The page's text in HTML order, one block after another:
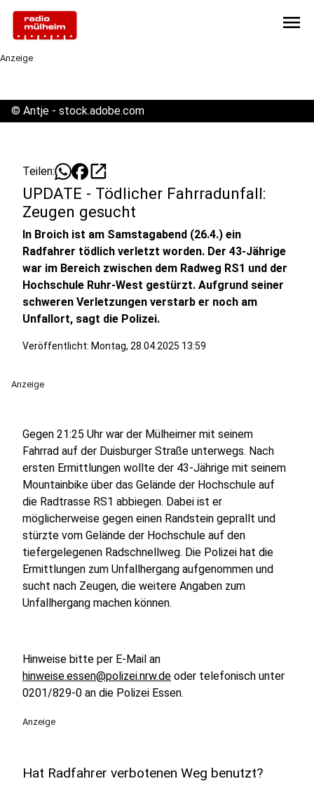
menu
Anzeige
© Antje - stock.adobe.com
Teilen: open_in_new
UPDATE - Tödlicher Fahrradunfall:
Zeugen gesucht
In Broich ist am Samstagabend (26.4.) ein
Radfahrer tödlich verletzt worden. Der 43-Jährige
war im Bereich zwischen dem Radweg RS1 und der
Hochschule Ruhr-West gestürzt. Aufgrund seiner
schweren Verletzungen verstarb er noch am
Unfallort, sagt die Polizei.
Veröffentlicht: Montag, 28.04.2025 13:59
Anzeige
Gegen 21:25 Uhr war der Mülheimer mit seinem
Fahrrad auf der Duisburger Straße unterwegs. Nach
ersten Ermittlungen wollte der 43-Jährige mit seinem
Mountainbike über das Gelände der Hochschule auf
die Radtrasse RS1 abbiegen. Dabei ist er
möglicherweise gegen einen Randstein geprallt und
stürzte vom Gelände der Hochschule auf den
tiefergelegenen Radschnellweg. Die Polizei hat die
Ermittlungen zum Unfallhergang aufgenommen und
sucht nach Zeugen, die weitere Angaben zum
Unfallhergang machen können.
Hinweise bitte per E-Mail an
hinweise.essen@polizei.nrw.de oder telefonisch unter
0201/829-0 an die Polizei Essen.
Anzeige
Hat Radfahrer verbotenen Weg benutzt?